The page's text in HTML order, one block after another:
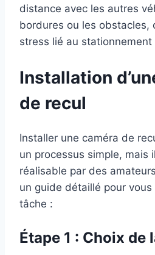
distance avec les autres
bordures ou les obstacles,
stress lié au
Installation
de recul
Installer une caméra de
un processus simple, mais
réalisable par des
un guide détaillé pour
tâche :
Étape 1 : Choix de